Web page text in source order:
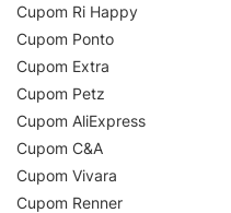
Cupom Ri Happy
Cupom Ponto
Cupom Extra
Cupom Petz
Cupom AliExpress
Cupom C&A
Cupom Vivara
Cupom Renner